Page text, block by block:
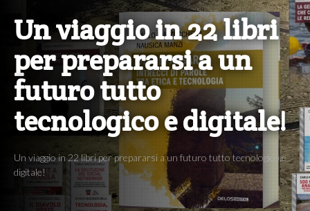
Un viaggio in 22 libri
per prepararsi a un
futuro tutto
tecnologico e digitale!
Un viaggio in 22 libri per prepararsi a un futuro tutto tecnologico e
digitale!